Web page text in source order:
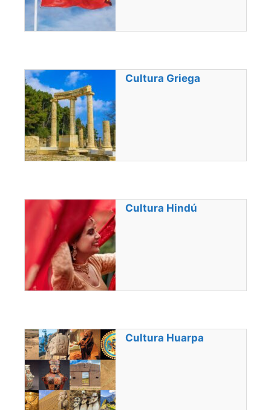
Cultura Griega
Cultura Hindú
Cultura Huarpa